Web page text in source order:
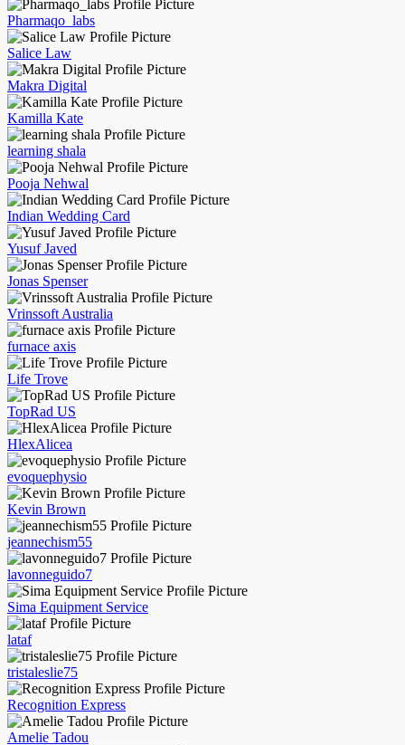
Pharmaqo_labs
Salice Law
Makra Digital
Kamilla Kate
learning shala
Pooja Nehwal
Indian Wedding Card
Yusuf Javed
Jonas Spenser
Vrinssoft Australia
furnace axis
Life Trove
TopRad US
HlexAlicea
evoquephysio
Kevin Brown
jeannechism55
lavonneguido7
Sima Equipment Service
lataf
tristaleslie75
Recognition Express
Amelie Tadou